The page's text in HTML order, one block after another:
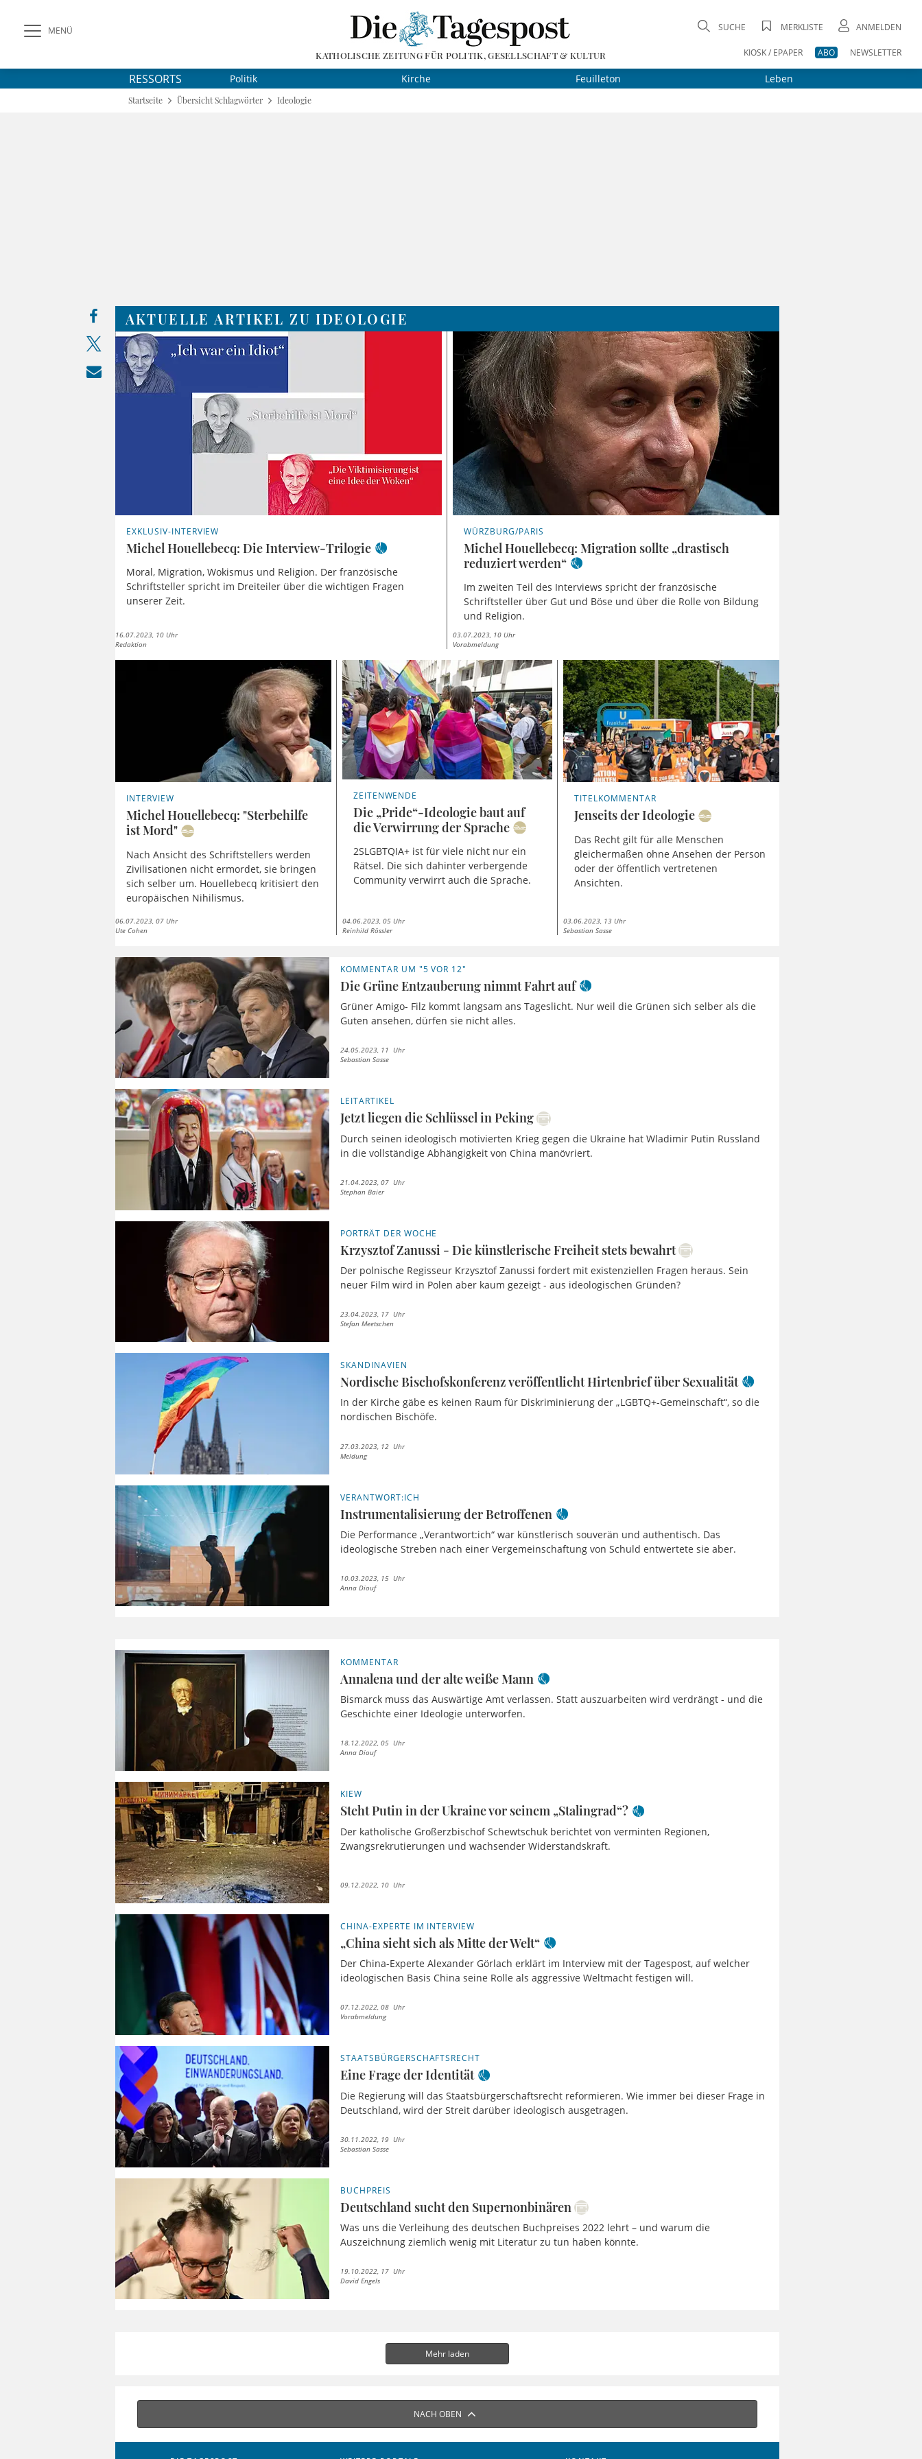
MENÜ
KATHOLISCHE ZEITUNG FÜR POLITIK, GESELLSCHAFT & KULTUR
SUCHE MERKLISTE ANMELDEN
KIOSK / EPAPER ABO NEWSLETTER
RESSORTS Politik Kirche Feuilleton Leben
Startseite Übersicht Schlagwörter Ideologie
AKTUELLE ARTIKEL ZU IDEOLOGIE
EXKLUSIV-INTERVIEW
Michel Houellebecq: Die Interview-Trilogie
Moral, Migration, Wokismus und Religion. Der französische
Schriftsteller spricht im Dreiteiler über die wichtigen Fragen
unserer Zeit.
16.07.2023, 10 Uhr
Redaktion
WÜRZBURG/PARIS
Michel Houellebecq: Migration sollte „drastisch
reduziert werden“
Im zweiten Teil des Interviews spricht der französische
Schriftsteller über Gut und Böse und über die Rolle von Bildung
und Religion.
03.07.2023, 10 Uhr
Vorabmeldung
INTERVIEW
Michel Houellebecq: "Sterbehilfe
ist Mord"
Nach Ansicht des Schriftstellers werden
Zivilisationen nicht ermordet, sie bringen
sich selber um. Houellebecq kritisiert den
europäischen Nihilismus.
06.07.2023, 07 Uhr
Ute Cohen
ZEITENWENDE
Die „Pride“-Ideologie baut auf
die Verwirrung der Sprache
2SLGBTQIA+ ist für viele nicht nur ein
Rätsel. Die sich dahinter verbergende
Community verwirrt auch die Sprache.
04.06.2023, 05 Uhr
Reinhild Rössler
TITELKOMMENTAR
Jenseits der Ideologie
Das Recht gilt für alle Menschen
gleichermaßen ohne Ansehen der Person
oder der öffentlich vertretenen
Ansichten.
03.06.2023, 13 Uhr
Sebastian Sasse
KOMMENTAR UM "5 VOR 12"
Die Grüne Entzauberung nimmt Fahrt auf
Grüner Amigo- Filz kommt langsam ans Tageslicht. Nur weil die Grünen sich selber als die
Guten ansehen, dürfen sie nicht alles.
24.05.2023, 11 Uhr
Sebastian Sasse
LEITARTIKEL
Jetzt liegen die Schlüssel in Peking
Durch seinen ideologisch motivierten Krieg gegen die Ukraine hat Wladimir Putin Russland
in die vollständige Abhängigkeit von China manövriert.
21.04.2023, 07 Uhr
Stephan Baier
PORTRÄT DER WOCHE
Krzysztof Zanussi - Die künstlerische Freiheit stets bewahrt
Der polnische Regisseur Krzysztof Zanussi fordert mit existenziellen Fragen heraus. Sein
neuer Film wird in Polen aber kaum gezeigt - aus ideologischen Gründen?
23.04.2023, 17 Uhr
Stefan Meetschen
SKANDINAVIEN
Nordische Bischofskonferenz veröffentlicht Hirtenbrief über Sexualität
In der Kirche gäbe es keinen Raum für Diskriminierung der „LGBTQ+-Gemeinschaft“, so die
nordischen Bischöfe.
27.03.2023, 12 Uhr
Meldung
VERANTWORT:ICH
Instrumentalisierung der Betroffenen
Die Performance „Verantwort:ich“ war künstlerisch souverän und authentisch. Das
ideologische Streben nach einer Vergemeinschaftung von Schuld entwertete sie aber.
10.03.2023, 15 Uhr
Anna Diouf
KOMMENTAR
Annalena und der alte weiße Mann
Bismarck muss das Auswärtige Amt verlassen. Statt auszuarbeiten wird verdrängt - und die
Geschichte einer Ideologie unterworfen.
18.12.2022, 05 Uhr
Anna Diouf
KIEW
Steht Putin in der Ukraine vor seinem „Stalingrad“?
Der katholische Großerzbischof Schewtschuk berichtet von verminten Regionen,
Zwangsrekrutierungen und wachsender Widerstandskraft.
09.12.2022, 10 Uhr
CHINA-EXPERTE IM INTERVIEW
„China sieht sich als Mitte der Welt“
Der China-Experte Alexander Görlach erklärt im Interview mit der Tagespost, auf welcher
ideologischen Basis China seine Rolle als aggressive Weltmacht festigen will.
07.12.2022, 08 Uhr
Vorabmeldung
STAATSBÜRGERSCHAFTSRECHT
Eine Frage der Identität
Die Regierung will das Staatsbürgerschaftsrecht reformieren. Wie immer bei dieser Frage in
Deutschland, wird der Streit darüber ideologisch ausgetragen.
30.11.2022, 19 Uhr
Sebastian Sasse
BUCHPREIS
Deutschland sucht den Supernonbinären
Was uns die Verleihung des deutschen Buchpreises 2022 lehrt – und warum die
Auszeichnung ziemlich wenig mit Literatur zu tun haben könnte.
19.10.2022, 17 Uhr
David Engels
Mehr laden
NACH OBEN